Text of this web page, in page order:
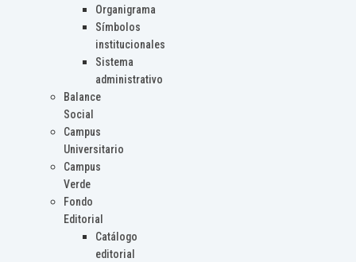
Organigrama
Símbolos
institucionales
Sistema
administrativo
Balance
Social
Campus
Universitario
Campus
Verde
Fondo
Editorial
Catálogo
editorial